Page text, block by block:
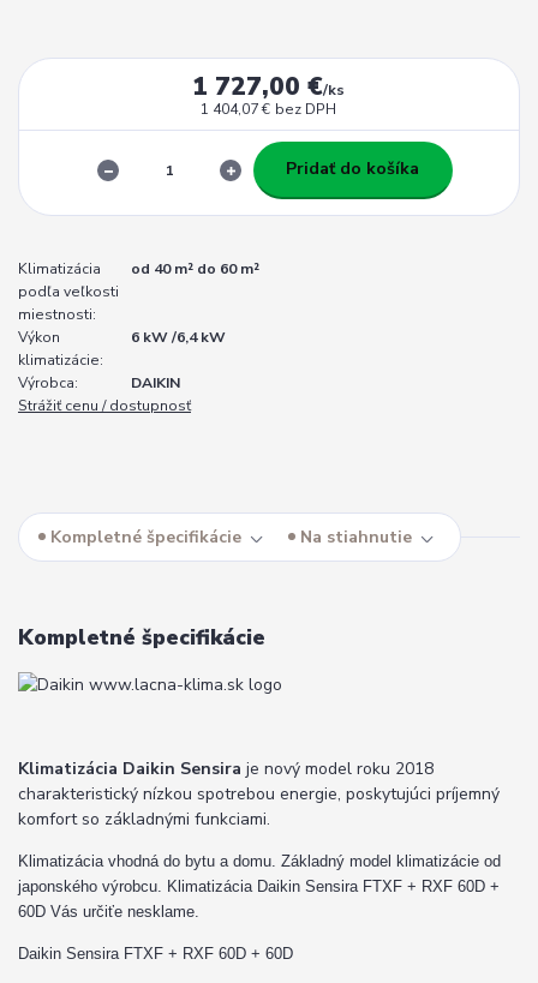
1 727,00 €/ks
1 404,07 € bez DPH
Pridať do košíka
Klimatizácia
podľa veľkosti
miestnosti:
od 40 m² do 60 m²
Výkon
klimatizácie:
6 kW /6,4 kW
Výrobca:
DAIKIN
Strážiť cenu / dostupnosť
Kompletné špecifikácie Na stiahnutie
Kompletné špecifikácie
Klimatizácia Daikin Sensira je nový model roku 2018
charakteristický nízkou spotrebou energie, poskytujúci príjemný
komfort so základnými funkciami.
Klimatizácia vhodná do bytu a domu. Základný model klimatizácie od
japonského výrobcu. Klimatizácia Daikin Sensira FTXF + RXF 60D +
60D Vás určiťe nesklame.
Daikin Sensira FTXF + RXF 60D + 60D